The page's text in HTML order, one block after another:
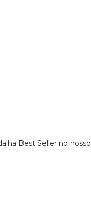
Best Seller no nosso